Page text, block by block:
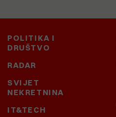
POLITIKA I
DRUŠTVO
RADAR
SVIJET
NEKRETNINA
IT&TECH